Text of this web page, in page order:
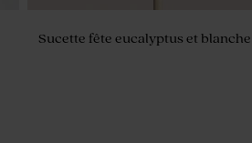
Sucette fête eucalyptus et blanche